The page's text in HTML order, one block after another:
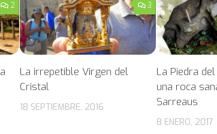
2 3
La irrepetible Virgen del
Cristal
18 SEPTIEMBRE, 2016
La Piedra
una roca
Sarreaus
8 ENERO, 2017